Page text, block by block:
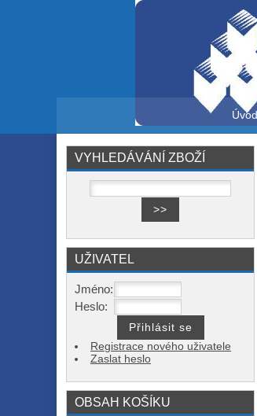
Úvod
VYHLEDÁVÁNÍ ZBOŽÍ
UŽIVATEL
Jméno:
Heslo:
Registrace nového uživatele
Zaslat heslo
OBSAH KOŠÍKU